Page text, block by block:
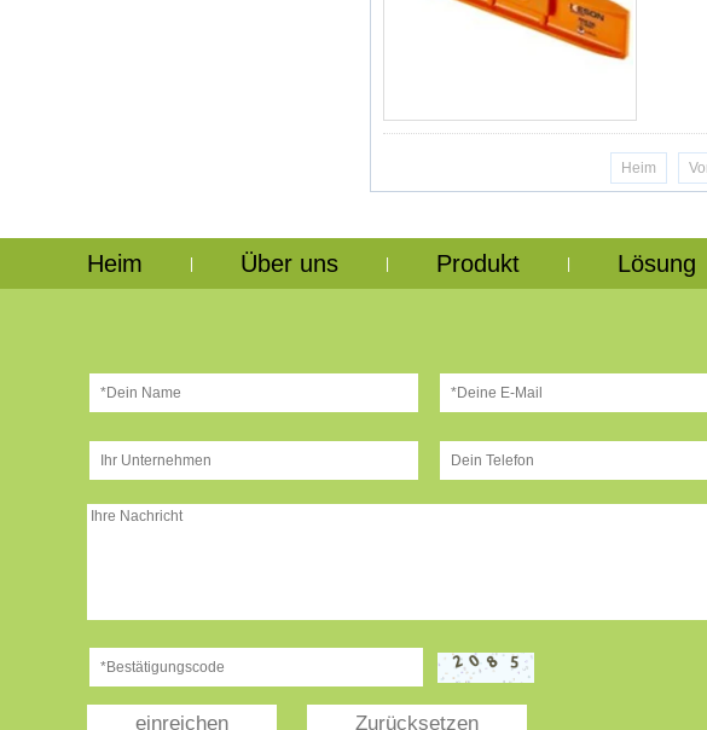
Heim
Heim Über uns Produkt Lösung
einreichen Zurücksetzen